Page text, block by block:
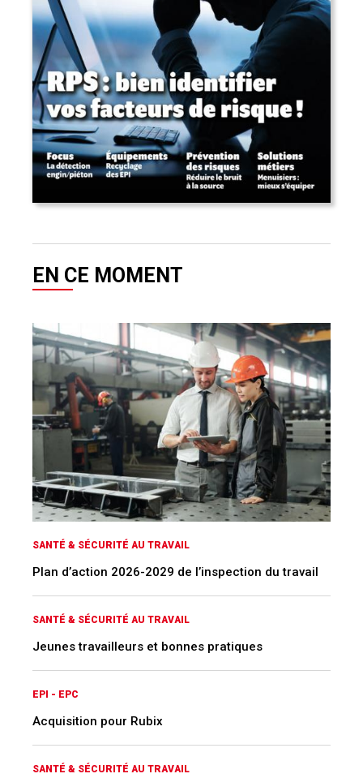
EN CE MOMENT
SANTÉ & SÉCURITÉ AU TRAVAIL
Plan d’action 2026-2029 de l’inspection du travail
SANTÉ & SÉCURITÉ AU TRAVAIL
Jeunes travailleurs et bonnes pratiques
EPI - EPC
Acquisition pour Rubix
SANTÉ & SÉCURITÉ AU TRAVAIL